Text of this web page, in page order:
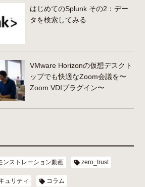
はじめてのSplunk その2：デー
タを検索してみる
VMware Horizonの仮想デスクト
ップでも快適なZoom会議を〜
Zoom VDIプラグイン〜
ンストレーション動画 zero_trust
ュリティ コラム